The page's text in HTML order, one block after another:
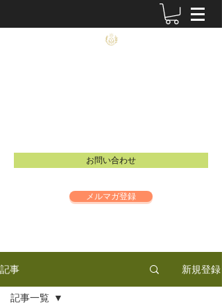
お問い合わせ
メルマガ登録
記事 新規登録
記事一覧